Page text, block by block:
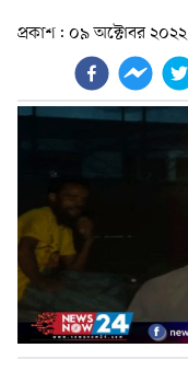
প্রকাশ: ০৯ অক্টোবর